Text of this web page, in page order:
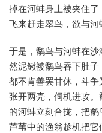
掉在河蚌身上被夹住
飞来赶走翠鸟，欲与河
于是，鹬鸟与河蚌在
然泥鳅被鹬鸟吞下肚
都不肯善罢甘休，斗
张开两壳，伺机进攻
的河蚌立刻合拢，把
芦苇中的渔翁趁机把它